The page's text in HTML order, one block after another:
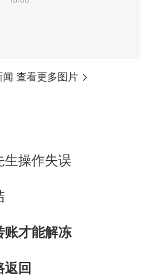
闻 查看更多图片
生操作失误
账才能解冻
返回